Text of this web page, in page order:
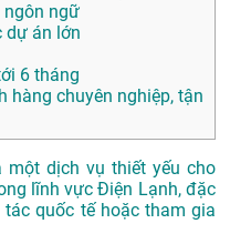
ngôn ngữ
dự án lớn
6 tháng
hàng chuyên nghiệp, tận
một dịch vụ thiết yếu cho
lĩnh vực Điện Lạnh, đặc
quốc tế hoặc tham gia